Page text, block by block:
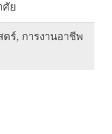
ศัย
ร์, การงานอาชีพ